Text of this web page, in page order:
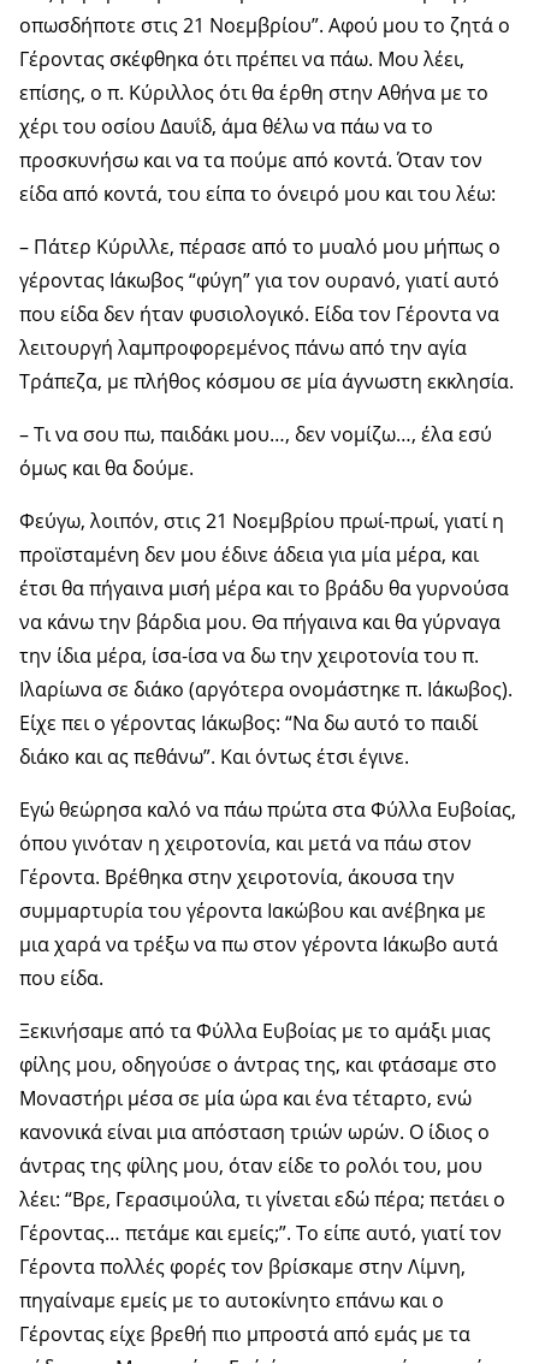
οπωσδήποτε στις 21 Νοεμβρίου”. Αφού μου το ζητά ο
Γέροντας σκέφθηκα ότι πρέπει να πάω. Μου λέει,
επίσης, ο π. Κύριλλος ότι θα έρθη στην Αθήνα με το
χέρι του οσίου Δαυΐδ, άμα θέλω να πάω να το
προσκυνήσω και να τα πούμε από κοντά. Όταν τον
είδα από κοντά, του είπα το όνειρό μου και του λέω:
– Πάτερ Κύριλλε, πέρασε από το μυαλό μου μήπως ο
γέροντας Ιάκωβος “φύγη” για τον ουρανό, γιατί αυτό
που είδα δεν ήταν φυσιολογικό. Είδα τον Γέροντα να
λειτουργή λαμπροφορεμένος πάνω από την αγία
Τράπεζα, με πλήθος κόσμου σε μία άγνωστη εκκλησία.
– Τι να σου πω, παιδάκι μου…, δεν νομίζω…, έλα εσύ
όμως και θα δούμε.
Φεύγω, λοιπόν, στις 21 Νοεμβρίου πρωί-πρωί, γιατί η
προϊσταμένη δεν μου έδινε άδεια για μία μέρα, και
έτσι θα πήγαινα μισή μέρα και το βράδυ θα γυρνούσα
να κάνω την βάρδια μου. Θα πήγαινα και θα γύρναγα
την ίδια μέρα, ίσα-ίσα να δω την χειροτονία του π.
Ιλαρίωνα σε διάκο (αργότερα ονομάστηκε π. Ιάκωβος).
Είχε πει ο γέροντας Ιάκωβος: “Να δω αυτό το παιδί
διάκο και ας πεθάνω”. Και όντως έτσι έγινε.
Εγώ θεώρησα καλό να πάω πρώτα στα Φύλλα Ευβοίας,
όπου γινόταν η χειροτονία, και μετά να πάω στον
Γέροντα. Βρέθηκα στην χειροτονία, άκουσα την
συμμαρτυρία του γέροντα Ιακώβου και ανέβηκα με
μια χαρά να τρέξω να πω στον γέροντα Ιάκωβο αυτά
που είδα.
Ξεκινήσαμε από τα Φύλλα Ευβοίας με το αμάξι μιας
φίλης μου, οδηγούσε ο άντρας της, και φτάσαμε στο
Μοναστήρι μέσα σε μία ώρα και ένα τέταρτο, ενώ
κανονικά είναι μια απόσταση τριών ωρών. Ο ίδιος ο
άντρας της φίλης μου, όταν είδε το ρολόι του, μου
λέει: “Βρε, Γερασιμούλα, τι γίνεται εδώ πέρα; πετάει ο
Γέροντας… πετάμε και εμείς;”. Το είπε αυτό, γιατί τον
Γέροντα πολλές φορές τον βρίσκαμε στην Λίμνη,
πηγαίναμε εμείς με το αυτοκίνητο επάνω και ο
Γέροντας είχε βρεθή πιο μπροστά από εμάς με τα